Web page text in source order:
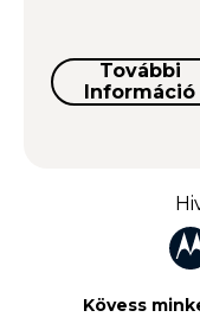
További
Információ
Kövess